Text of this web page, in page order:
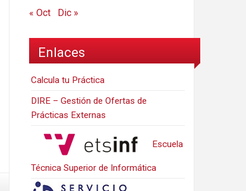
« Oct Dic »
Enlaces
Calcula tu Práctica
DIRE – Gestión de Ofertas de
Prácticas Externas
Escuela
Técnica Superior de Informática